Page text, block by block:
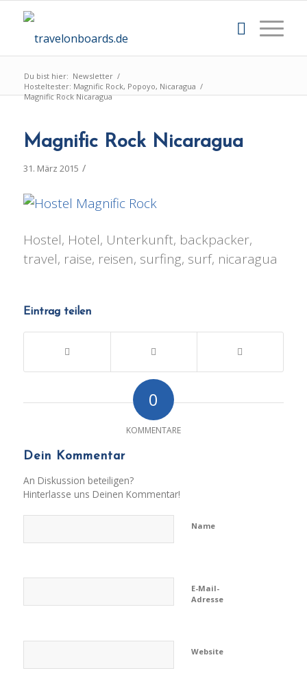
Du bist hier: Newsletter /
Hosteltester: Magnific Rock, Popoyo, Nicaragua /
Magnific Rock Nicaragua
Magnific Rock Nicaragua
31. März 2015 /
Hostel, Hotel, Unterkunft, backpacker,
travel, raise, reisen, surfing, surf, nicaragua
Eintrag teilen
0
KOMMENTARE
Dein Kommentar
An Diskussion beteiligen?
Hinterlasse uns Deinen Kommentar!
Name
E-Mail-
Adresse
Website